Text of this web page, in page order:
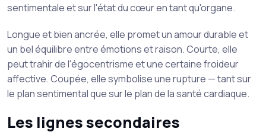
sentimentale et sur l'état du cœur en tant qu'organe.
Longue et bien ancrée, elle promet un amour durable et
un bel équilibre entre émotions et raison. Courte, elle
peut trahir de l'égocentrisme et une certaine froideur
affective. Coupée, elle symbolise une rupture — tant sur
le plan sentimental que sur le plan de la santé cardiaque.
Les lignes secondaires